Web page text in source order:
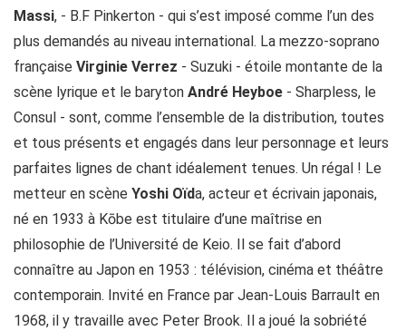
Massi, - B.F Pinkerton - qui s’est imposé comme l’un des
plus demandés au niveau international. La mezzo-soprano
française Virginie Verrez - Suzuki - étoile montante de la
scène lyrique et le baryton André Heyboe - Sharpless, le
Consul - sont, comme l’ensemble de la distribution, toutes
et tous présents et engagés dans leur personnage et leurs
parfaites lignes de chant idéalement tenues. Un régal ! Le
metteur en scène Yoshi Oïda, acteur et écrivain japonais,
né en 1933 à Kōbe est titulaire d’une maîtrise en
philosophie de l’Université de Keio. Il se fait d’abord
connaître au Japon en 1953 : télévision, cinéma et théâtre
contemporain. Invité en France par Jean-Louis Barrault en
1968, il y travaille avec Peter Brook. Il a joué la sobriété